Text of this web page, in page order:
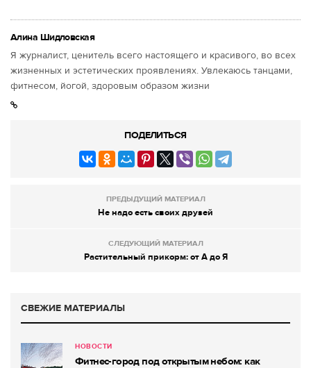
Алина Шидловская
Я журналист, ценитель всего настоящего и красивого, во всех
жизненных и эстетических проявлениях. Увлекаюсь танцами,
фитнесом, йогой, здоровым образом жизни
ПОДЕЛИТЬСЯ
ПРЕДЫДУЩИЙ МАТЕРИАЛ
Не надо есть своих друзей
СЛЕДУЮЩИЙ МАТЕРИАЛ
Растительный прикорм: от А до Я
СВЕЖИЕ МАТЕРИАЛЫ
НОВОСТИ
Фитнес-город под открытым небом: как